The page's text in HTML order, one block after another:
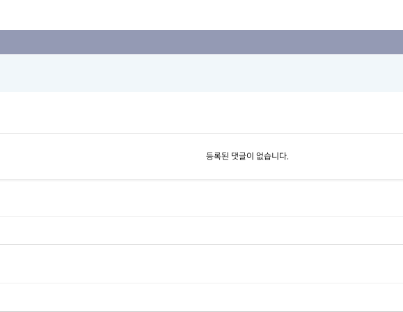
등록된 댓글이 없습니다.